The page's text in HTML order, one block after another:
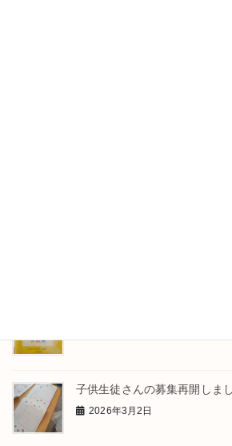
子供生徒さんの募集再開しまし
2026年3月2日